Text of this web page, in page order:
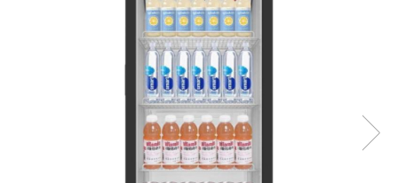
Dispozitive smart home